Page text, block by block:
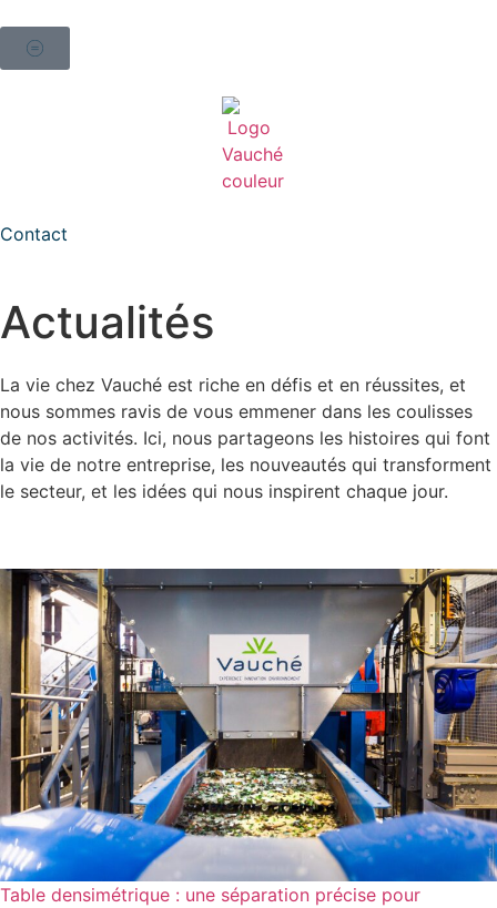
Contact
Actualités
La vie chez Vauché est riche en défis et en réussites, et
nous sommes ravis de vous emmener dans les coulisses
de nos activités. Ici, nous partageons les histoires qui font
la vie de notre entreprise, les nouveautés qui transforment
le secteur, et les idées qui nous inspirent chaque jour.
Table densimétrique : une séparation précise pour